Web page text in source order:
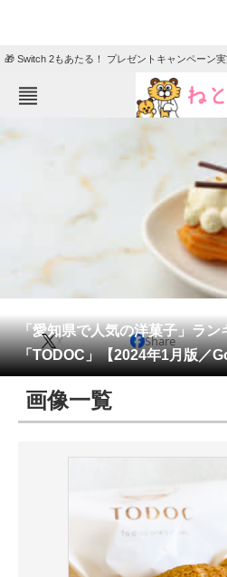
🎁 Switch 2もあたる！ プレゼントキャンペーン実
ク
地
教
リ
会員記事
メディア
注目記事を集めた総合ページ
進化するPCとデバイスの未来
好きが集まる 比べて選べる
「愛知県で人気の洋菓子」ラ
「TODOC」【2024年1月版／
X Share
画像一覧